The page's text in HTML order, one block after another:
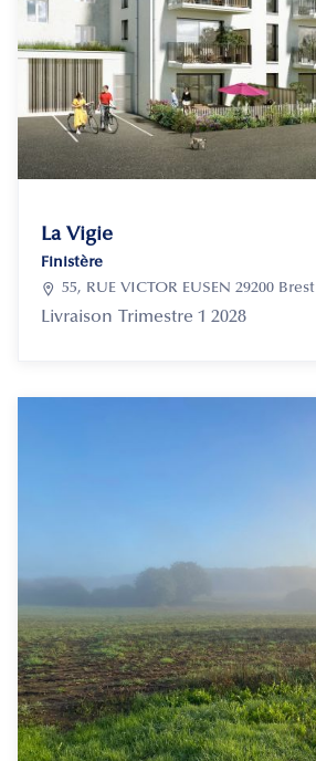
La Vigie
Finistère
 55, RUE VICTOR EUSEN 29200 Brest
Livraison Trimestre 1 2028